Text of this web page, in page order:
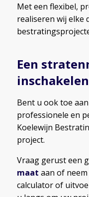
Met een flexibel,
realiseren wij elke
Een
Bent u ook toe
professionele en
Koelewijn
project.
Vraag gerust een
maat aan of neem
calculator of